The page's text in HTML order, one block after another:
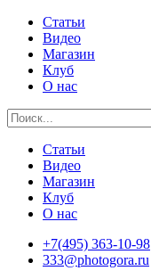
Статьи
Видео
Магазин
Клуб
О нас
Статьи
Видео
Магазин
Клуб
О нас
+7(495) 363-10-98
333@photogora.ru